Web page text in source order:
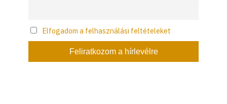
Elfogadom a felhasználási feltételeket